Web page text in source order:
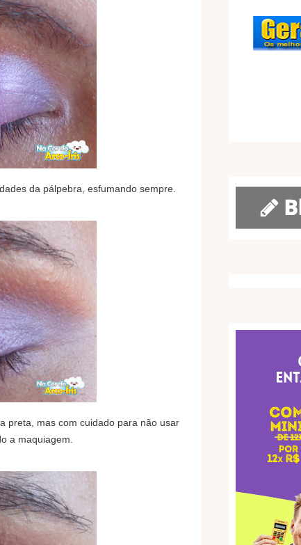
da pálpebra, esfumando sempre.
preta, mas com cuidado para não usar
a maquiagem.